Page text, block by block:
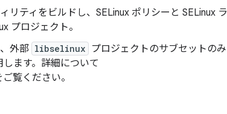
リティをビルドし、SELinux ポリシーと SELinux ラ
プロジェクト。
外部 libselinux
プロジェクトのサブセットのみ
ます。詳細について
ご覧ください。